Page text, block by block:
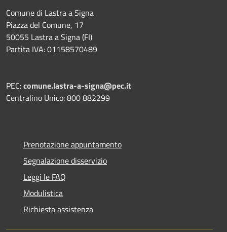
Comune di Lastra a Signa
Piazza del Comune, 17
50055 Lastra a Signa (FI)
Partita IVA: 01158570489
PEC:comune.lastra-a-signa@pec.it
Centralino Unico: 800 882299
Prenotazione appuntamento
Segnalazione disservizio
Leggi le FAQ
Modulistica
Richiesta assistenza